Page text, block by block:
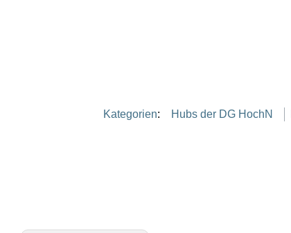
Kategorien: Hubs der DG HochN